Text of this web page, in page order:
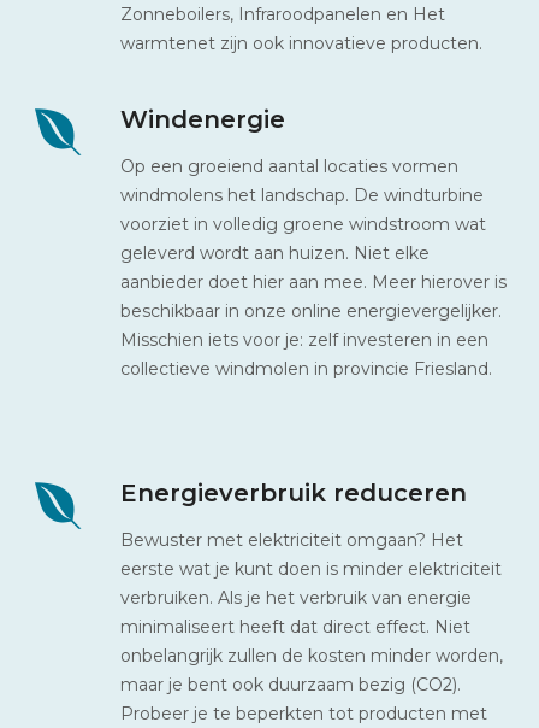
Zonneboilers, Infraroodpanelen en Het
warmtenet zijn ook innovatieve producten.
Windenergie
Op een groeiend aantal locaties vormen
windmolens het landschap. De windturbine
voorziet in volledig groene windstroom wat
geleverd wordt aan huizen. Niet elke
aanbieder doet hier aan mee. Meer hierover is
beschikbaar in onze online energievergelijker.
Misschien iets voor je: zelf investeren in een
collectieve windmolen in provincie Friesland.
Energieverbruik reduceren
Bewuster met elektriciteit omgaan? Het
eerste wat je kunt doen is minder elektriciteit
verbruiken. Als je het verbruik van energie
minimaliseert heeft dat direct effect. Niet
onbelangrijk zullen de kosten minder worden,
maar je bent ook duurzaam bezig (CO2).
Probeer je te beperkten tot producten met